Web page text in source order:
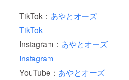
TikTok： あやとオーズ
TikTok
Instagram： あやとオーズ
Instagram
YouTube： あやとオーズ